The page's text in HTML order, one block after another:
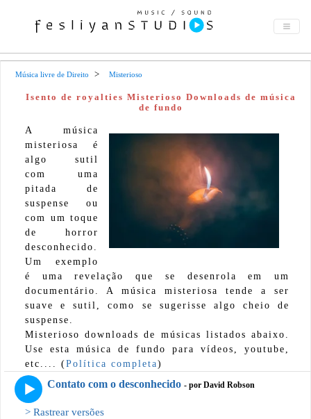
Música livre de Direito Misterioso
Isento de royalties Misterioso Downloads de música
de fundo
A música
misteriosa é
algo sutil
com uma
pitada de
suspense ou
com um toque
de horror
desconhecido.
Um exemplo
é uma revelação que se desenrola em um
documentário. A música misteriosa tende a ser
suave e sutil, como se sugerisse algo cheio de
suspense.
Misterioso downloads de músicas listados abaixo.
Use esta música de fundo para vídeos, youtube,
etc.... (Política completa)
Contato com o desconhecido - por David Robson
> Rastrear versões